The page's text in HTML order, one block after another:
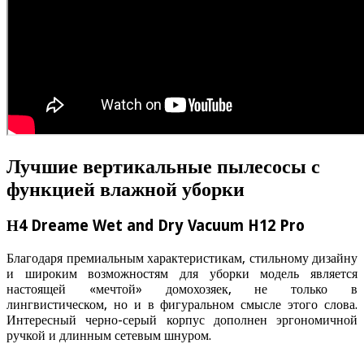
Лучшие вертикальные пылесосы с
функцией влажной уборки
Н4 Dreame Wet and Dry Vacuum H12 Pro
Благодаря премиальным характеристикам, стильному дизайну
и широким возможностям для уборки модель является
настоящей «мечтой» домохозяек, не только в
лингвистическом, но и в фигуральном смысле этого слова.
Интересный черно-серый корпус дополнен эргономичной
ручкой и длинным сетевым шнуром.